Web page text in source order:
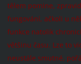
tělem pomine,
fungování, ačkoli u
funkce natolik
většinu času. Lze to
neustále smutné,